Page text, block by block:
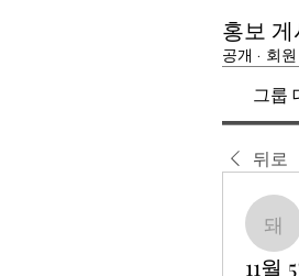
홍보
공개 · 회원
그룹
뒤로
돼
11월